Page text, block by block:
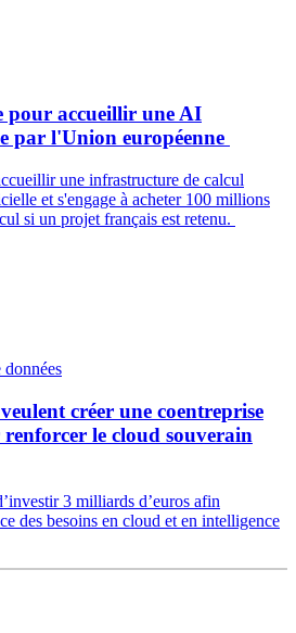
pour accueillir une AI
par l'Union européenne
une infrastructure de calcul
et s'engage à acheter 100 millions
si un projet français est retenu.
données
créer une coentreprise
le cloud souverain
3 milliards d’euros afin
des besoins en cloud et en intelligence